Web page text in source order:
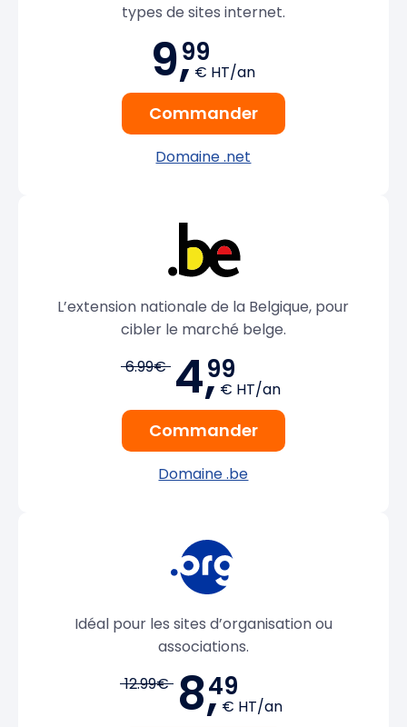
types de sites internet.
9,99
€ HT/an
Commander
Domaine .net
L’extension nationale de la Belgique, pour
cibler le marché belge.
6.99€ 4,99
€ HT/an
Commander
Domaine .be
Idéal pour les sites d’organisation ou
associations.
12.99€ 8,49
€ HT/an